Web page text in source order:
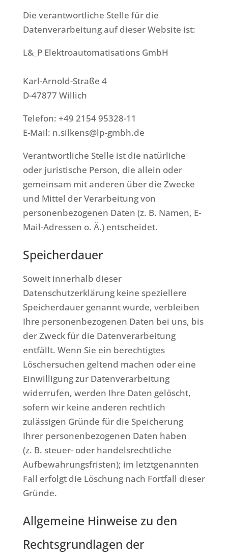
Die verantwortliche Stelle für die
Datenverarbeitung auf dieser Website ist:
L&_P Elektroautomatisations GmbH
Karl-Arnold-Straße 4
D-47877 Willich
Telefon: +49 2154 95328-11
E-Mail: n.silkens@lp-gmbh.de
Verantwortliche Stelle ist die natürliche
oder juristische Person, die allein oder
gemeinsam mit anderen über die Zwecke
und Mittel der Verarbeitung von
personenbezogenen Daten (z. B. Namen, E-
Mail-Adressen o. Ä.) entscheidet.
Speicherdauer
Soweit innerhalb dieser
Datenschutzerklärung keine speziellere
Speicherdauer genannt wurde, verbleiben
Ihre personenbezogenen Daten bei uns, bis
der Zweck für die Datenverarbeitung
entfällt. Wenn Sie ein berechtigtes
Löschersuchen geltend machen oder eine
Einwilligung zur Datenverarbeitung
widerrufen, werden Ihre Daten gelöscht,
sofern wir keine anderen rechtlich
zulässigen Gründe für die Speicherung
Ihrer personenbezogenen Daten haben
(z. B. steuer- oder handelsrechtliche
Aufbewahrungsfristen); im letztgenannten
Fall erfolgt die Löschung nach Fortfall dieser
Gründe.
Allgemeine Hinweise zu den
Rechtsgrundlagen der